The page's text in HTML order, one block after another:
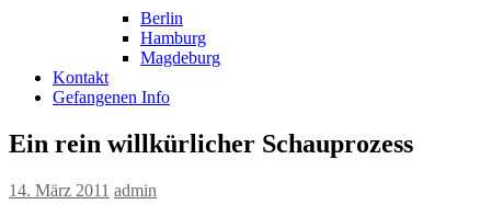
Berlin
Hamburg
Magdeburg
Kontakt
Gefangenen Info
Ein rein willkürlicher Schauprozess
14. März 2011 admin